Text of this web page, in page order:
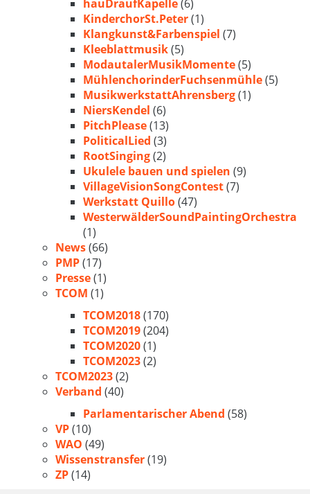
hauDraufKapelle(6)
KinderchorSt.Peter(1)
Klangkunst&Farbenspiel (7)
Kleeblattmusik(5)
ModautalerMusikMomente(5)
MühlenchorinderFuchsenmühle(5)
MusikwerkstattAhrensberg(1)
NiersKendel (6)
PitchPlease(13)
PoliticalLied (3)
RootSinging(2)
Ukulele bauen und spielen (9)
VillageVisionSongContest(7)
Werkstatt Quillo(47)
WesterwälderSoundPaintingOrchestra
(1)
News(66)
PMP(17)
Presse(1)
TCOM (1)
TCOM2018(170)
TCOM2019(204)
TCOM2020(1)
TCOM2023(2)
TCOM2023(2)
Verband (40)
Parlamentarischer Abend (58)
VP(10)
WAO (49)
Wissenstransfer(19)
ZP(14)